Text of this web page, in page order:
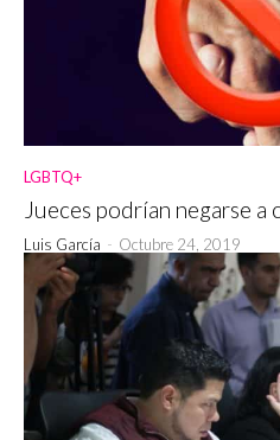
LGBTQ+
Jueces podrían negarse a
Luis García - Octubre 24, 2019